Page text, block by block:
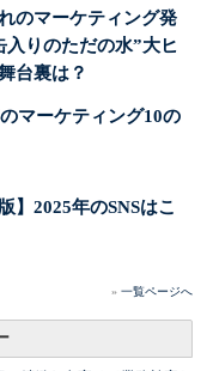
のマーケティング発
りのただの水”大ヒ
台裏は？
マーケティング10の
】2025年のSNSはこ
» 一覧ページへ